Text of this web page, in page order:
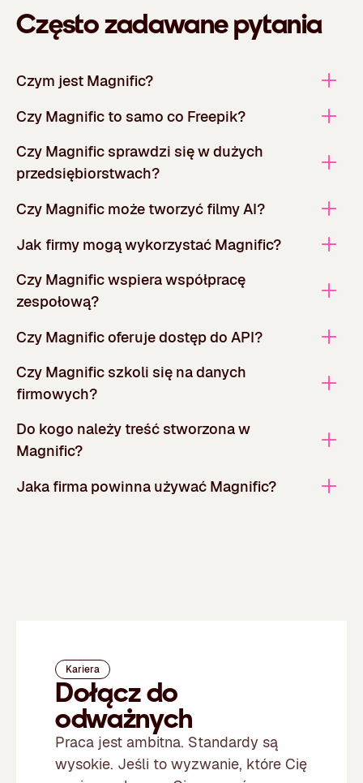
Często zadawane pytania
Czym jest Magnific?
Czy Magnific to samo co Freepik?
Czy Magnific sprawdzi się w dużych
przedsiębiorstwach?
Czy Magnific może tworzyć filmy AI?
Jak firmy mogą wykorzystać Magnific?
Czy Magnific wspiera współpracę
zespołową?
Czy Magnific oferuje dostęp do API?
Czy Magnific szkoli się na danych
firmowych?
Do kogo należy treść stworzona w
Magnific?
Jaka firma powinna używać Magnific?
Kariera
Dołącz do
odważnych
Praca jest ambitna. Standardy są
wysokie. Jeśli to wyzwanie, które Cię